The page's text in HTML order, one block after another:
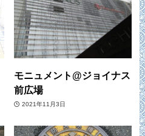
モニュメント@ジョイナス
前広場
2021年11月3日